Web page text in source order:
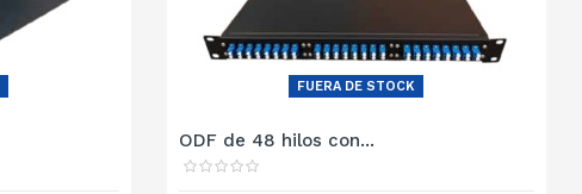
FUERA DE STOCK
ODF de 48 hilos con...